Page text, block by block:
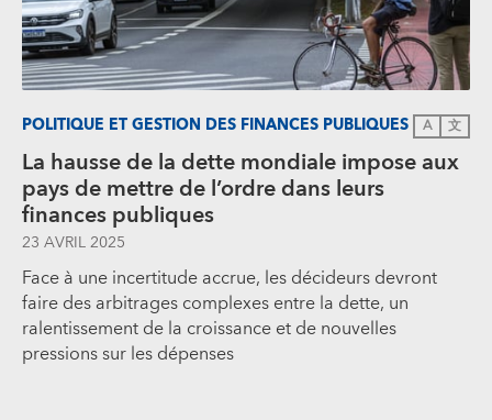
POLITIQUE ET GESTION DES FINANCES PUBLIQUES A 文
La hausse de la dette mondiale impose aux
pays de mettre de l’ordre dans leurs
finances publiques
23 AVRIL 2025
Face à une incertitude accrue, les décideurs devront
faire des arbitrages complexes entre la dette, un
ralentissement de la croissance et de nouvelles
pressions sur les dépenses